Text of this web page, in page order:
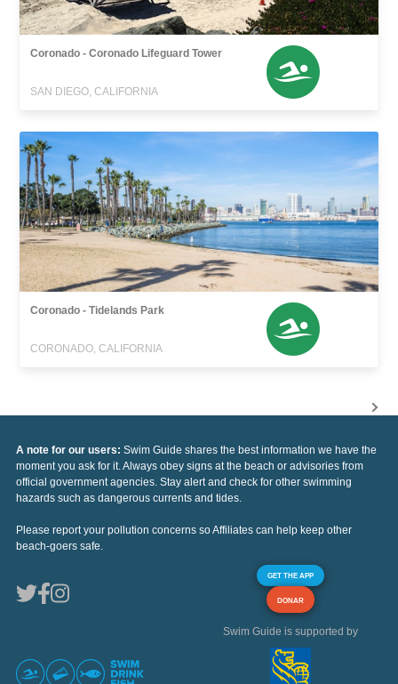
Coronado - Coronado Lifeguard Tower
SAN DIEGO, CALIFORNIA
Coronado - Tidelands Park
CORONADO, CALIFORNIA
A note for our users: Swim Guide shares the best information we have the
moment you ask for it. Always obey signs at the beach or advisories from
official government agencies. Stay alert and check for other swimming
hazards such as dangerous currents and tides.
Please report your pollution concerns so Affiliates can help keep other
beach-goers safe.
GET THE APP
DONAR
Swim Guide is supported by